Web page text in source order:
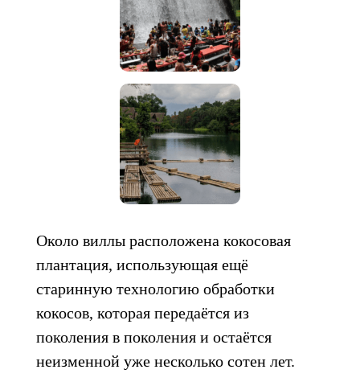
Около виллы расположена кокосовая
плантация, использующая ещё
старинную технологию обработки
кокосов, которая передаётся из
поколения в поколения и остаётся
неизменной уже несколько сотен лет.